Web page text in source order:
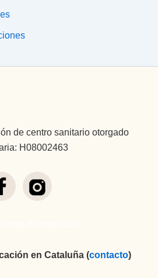
de centro sanitario otorgado
H08002463
en Cataluña (contacto)